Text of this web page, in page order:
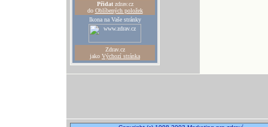
Přidatzdrav.cz
do Oblíbených položek
Ikona na Vaše stránky
Zdrav.cz
jako Výchozí stránka